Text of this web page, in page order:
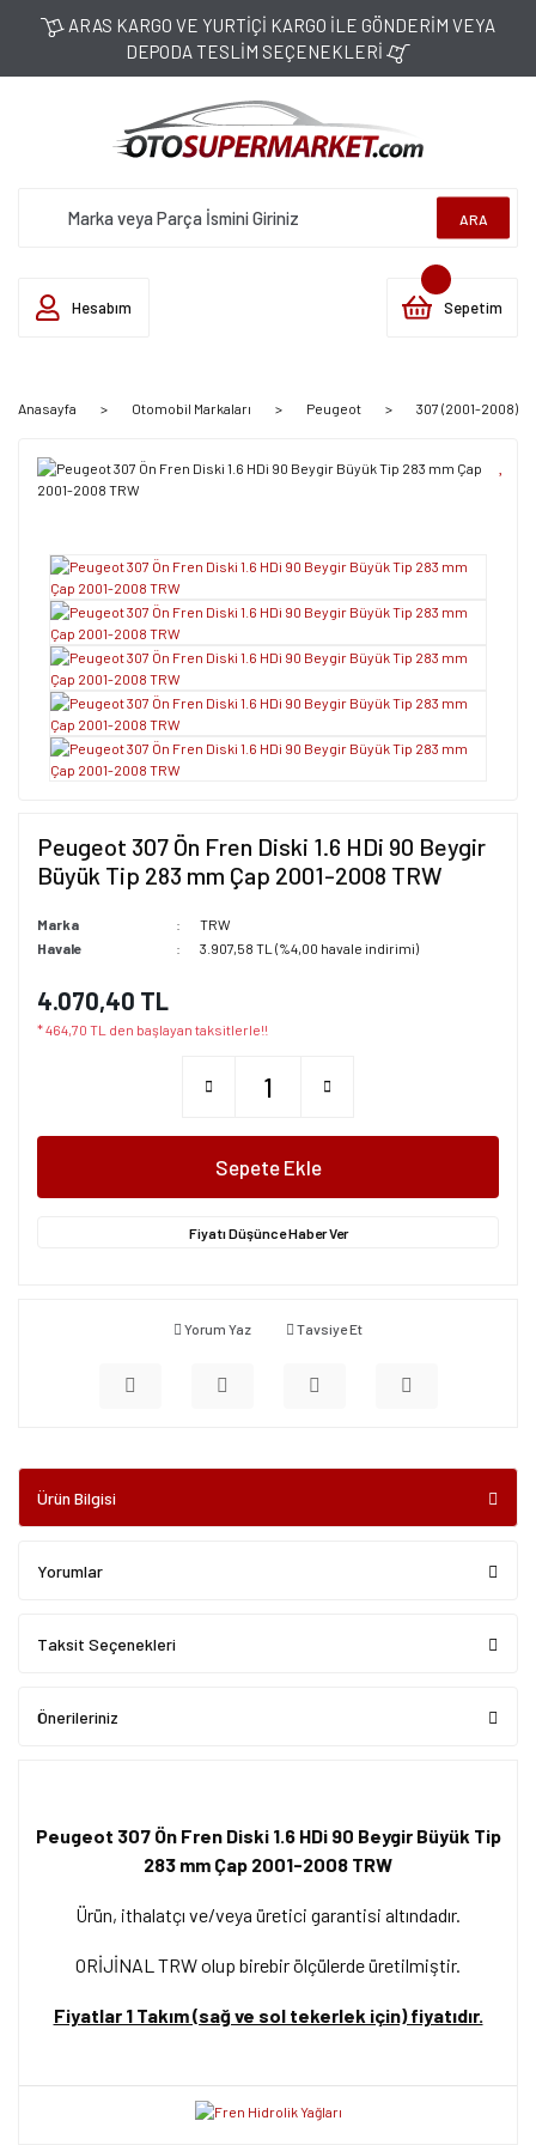
ARAS KARGO VE YURTİÇİ KARGO İLE GÖNDERİM VEYA
DEPODA TESLİM SEÇENEKLERİ
ARA
Hesabım Sepetim
Anasayfa Otomobil Markaları Peugeot 307 (2001-2008)
Peugeot 307 Ön Fren Diski 1.6 HDi 90 Beygir
Büyük Tip 283 mm Çap 2001-2008 TRW
Marka
TRW
Havale
3.907,58 TL (%4,00 havale indirimi)
4.070,40 TL
* 464,70 TL den başlayan taksitlerle!!
Sepete Ekle
Fiyatı Düşünce Haber Ver
Yorum Yaz Tavsiye Et
Ürün Bilgisi
Yorumlar
Taksit Seçenekleri
Önerileriniz
Peugeot 307 Ön Fren Diski 1.6 HDi 90 Beygir Büyük Tip
283 mm Çap 2001-2008 TRW
Ürün, ithalatçı ve/veya üretici garantisi altındadır.
ORİJİNAL TRW olup birebir ölçülerde üretilmiştir.
Fiyatlar 1 Takım (sağ ve sol tekerlek için) fiyatıdır.